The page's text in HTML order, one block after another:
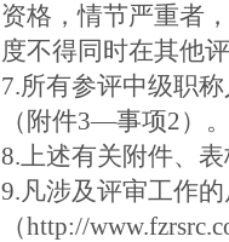
资格，情节严重者
度不得同时在其他
7.所有参评中级职
（附件3—事项2）
8.上述有关附件、
9.凡涉及评审工作
（http://